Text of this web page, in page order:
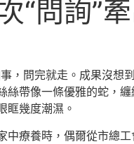
“問詢”
，問完就走。成果沒想
絲帶像一條優雅的蛇，
眶幾度潮濕。
中療養時，偶爾從市總